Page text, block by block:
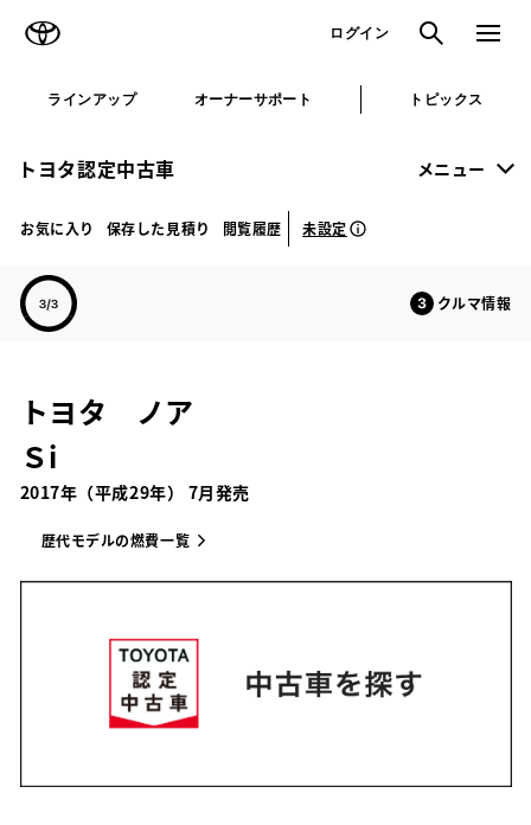
ログイン 検索 メニュ
ラインアップ オーナーサポート トピックス
トヨタ認定中古車 メニュー
お気に入り 保存した見積り 閲覧履歴 未設定
クルマ情報
トヨタ ノア
Ｓi
2017年（平成29年） 7月発売
歴代モデルの燃費一覧